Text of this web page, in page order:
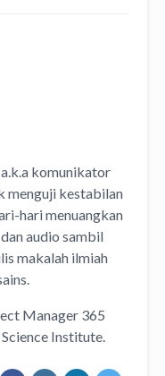
a.k.a komunikator
menguji kestabilan
hari menuangkan
danaudio sambil
makalah ilmiah
Manager 365
Institute.